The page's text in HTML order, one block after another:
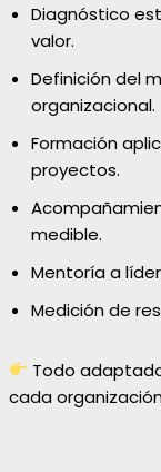
Diagnóstico
valor.
Definición del
organizacional.
Formación
proyectos.
medible.
Mentoría a
Medición de
Todo
cada